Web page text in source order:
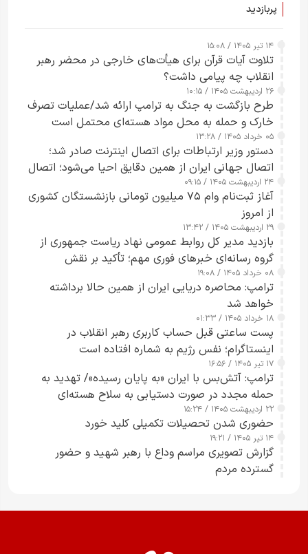
پربازدید
۱۴ تیر ۱۴۰۵ / ۱۵:۰۸
تلاوت آیات قرآن برای هیأت‌های خارجی در محضر رهبر
انقلاب چه پیامی داشت؟
۲۶ اردیبهشت ۱۴۰۵ / ۱۰:۱۵
طرح‌ بازگشت به جنگ به ترامپ ارائه شد/عملیات تصرف
خارک و حمله به محل مواد هسته‌ای محتمل است
۰۵ خرداد ۱۴۰۵ / ۱۳:۲۸
دستور وزیر ارتباطات برای اتصال اینترنت صادر شد؛
اتصال جهانی ایران از همین دقایق احیا می‌شود؛ اتصال
کامل مردم تا ۲۴ ساعت آینده
۲۴ اردیبهشت ۱۴۰۵ / ۰۹:۱۵
آغاز ثبت‌نام وام ۷۵ میلیون تومانی بازنشستگان کشوری
از امروز
۲۹ اردیبهشت ۱۴۰۵ / ۱۳:۴۲
بازدید مدیر کل روابط عمومی نهاد ریاست جمهوری از
گروه رسانه‌ای خبرهای فوری مهم؛ تأکید بر نقش
رسانه‌های هوشمند و مسئول در ارتقای آگاهی عمومی
۰۸ خرداد ۱۴۰۵ / ۱۹:۰۸
ترامپ: محاصره دریایی ایران از همین حالا برداشته
خواهد شد
۱۸ خرداد ۱۴۰۵ / ۰۱:۳۳
پست ساعتی قبل حساب کاربری رهبر انقلاب در
اینستاگرام؛ نفس رژیم به شماره افتاده است​
۱۷ تیر ۱۴۰۵ / ۱۶:۵۶
ترامپ: آتش‌بس با ایران «به پایان رسیده»/ تهدید به
حمله مجدد در صورت دستیابی به سلاح هسته‌ای
۲۲ اردیبهشت ۱۴۰۵ / ۱۵:۲۴
حضوری شدن تحصیلات تکمیلی کلید خورد
۱۴ تیر ۱۴۰۵ / ۱۹:۲۱
گزارش تصویری مراسم وداع با رهبر شهید و حضور
گسترده مردم